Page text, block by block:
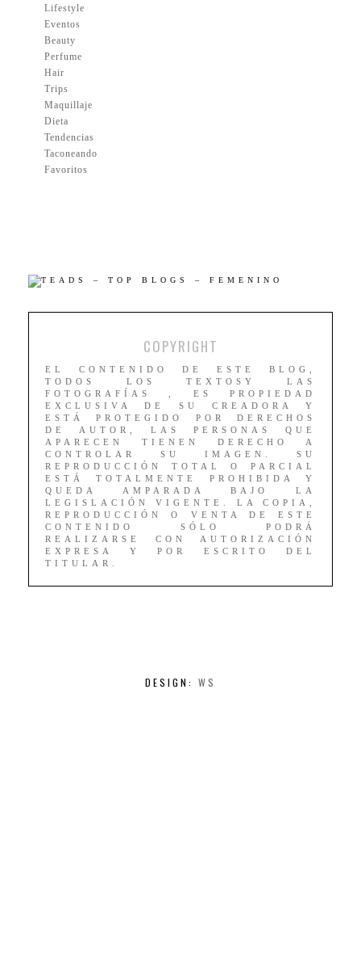
Lifestyle
Eventos
Beauty
Perfume
Hair
Trips
Maquillaje
Dieta
Tendencias
Taconeando
Favoritos
COPYRIGHT
EL CONTENIDO DE ESTE BLOG,
TODOS LOS TEXTOSY LAS
FOTOGRAFÍAS , ES PROPIEDAD
EXCLUSIVA DE SU CREADORA Y
ESTÁ PROTEGIDO POR DERECHOS
DE AUTOR, LAS PERSONAS QUE
APARECEN TIENEN DERECHO A
CONTROLAR SU IMAGEN. SU
REPRODUCCIÓN TOTAL O PARCIAL
ESTÁ TOTALMENTE PROHIBIDA Y
QUEDA AMPARADA BAJO LA
LEGISLACIÓN VIGENTE. LA COPIA,
REPRODUCCIÓN O VENTA DE ESTE
CONTENIDO SÓLO PODRÁ
REALIZARSE CON AUTORIZACIÓN
EXPRESA Y POR ESCRITO DEL
TITULAR.
DESIGN: WS